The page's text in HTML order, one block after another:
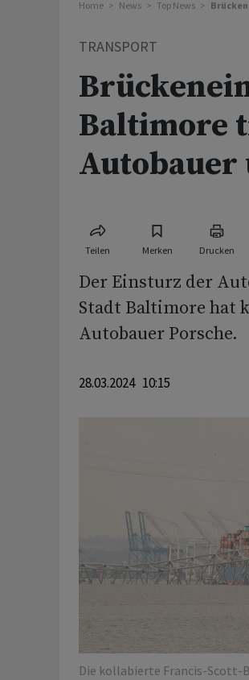
Home News Top News
TRANSPORT
Baltimore
Teilen Merken Drucken
Der Einsturz der
Stadt Baltimore hat
Autobauer Porsche.
28.03.2024 10:15
Die kollabierte Francis-Scott-